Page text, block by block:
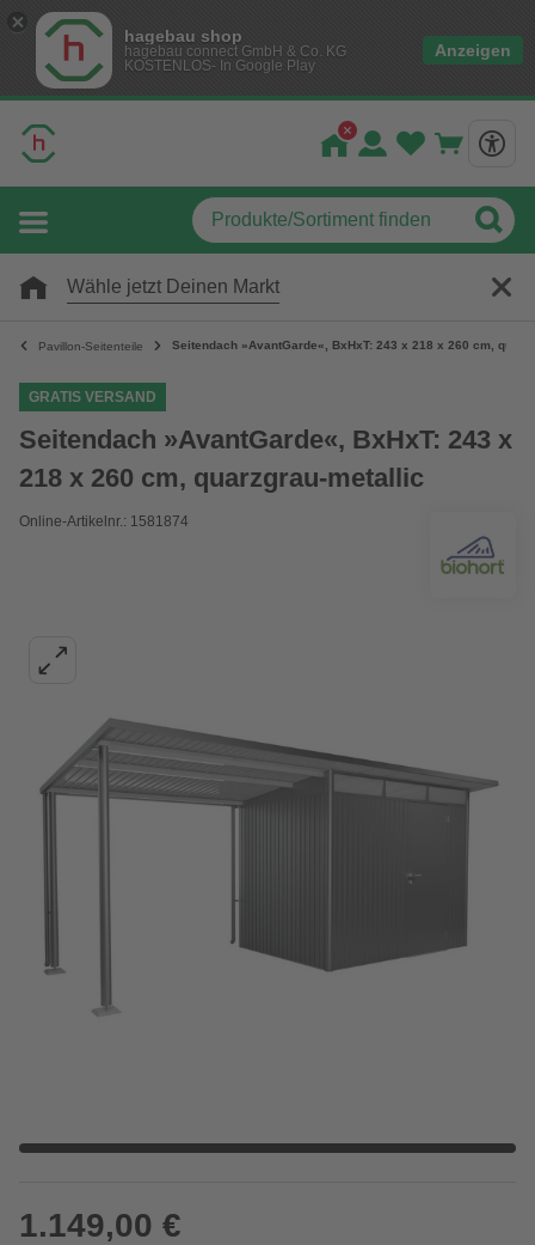
hagebau shop
hagebau connect GmbH & Co. KG
KOSTENLOS- In Google Play
Anzeigen
Wähle jetzt Deinen Markt
Pavillon-Seitenteile Seitendach »AvantGarde«, BxHxT: 243 x 218 x 260 cm,
GRATIS VERSAND
Seitendach »AvantGarde«, BxHxT: 243 x
218 x 260 cm, quarzgrau-metallic
Online-Artikelnr.: 1581874
1.149,00 €